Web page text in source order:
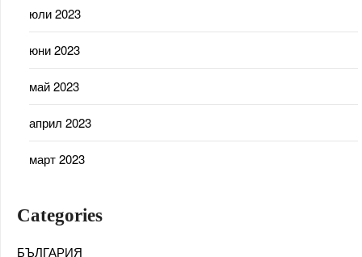
юли 2023
юни 2023
май 2023
април 2023
март 2023
Categories
БЪЛГАРИЯ